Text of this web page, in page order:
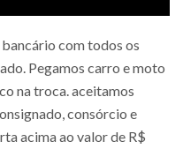
com todos os
Pegamos carro e moto
na troca. aceitamos
consórcio e
acima ao valor de R$